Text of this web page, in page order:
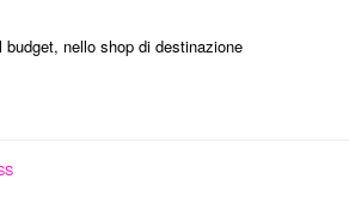
nello shop di destinazione